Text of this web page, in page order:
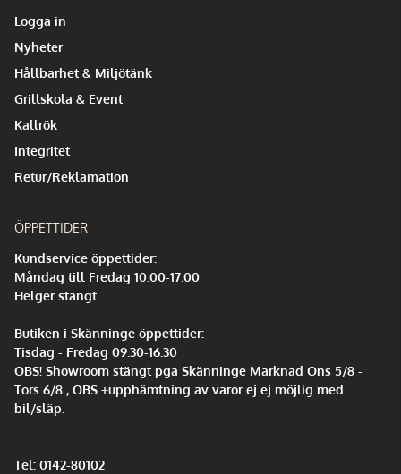
Logga in
Nyheter
Hållbarhet & Miljötänk
Grillskola & Event
Kallrök
Integritet
Retur/Reklamation
ÖPPETTIDER
Kundservice öppettider:
Måndag till Fredag 10.00-17.00
Helger stängt
Butiken i Skänninge öppettider:
Tisdag - Fredag 09.30-16.30
OBS! Showroom stängt pga Skänninge Marknad Ons 5/8 -
Tors 6/8 , OBS +upphämtning av varor ej ej möjlig med
bil/släp.
Tel: 0142-80102